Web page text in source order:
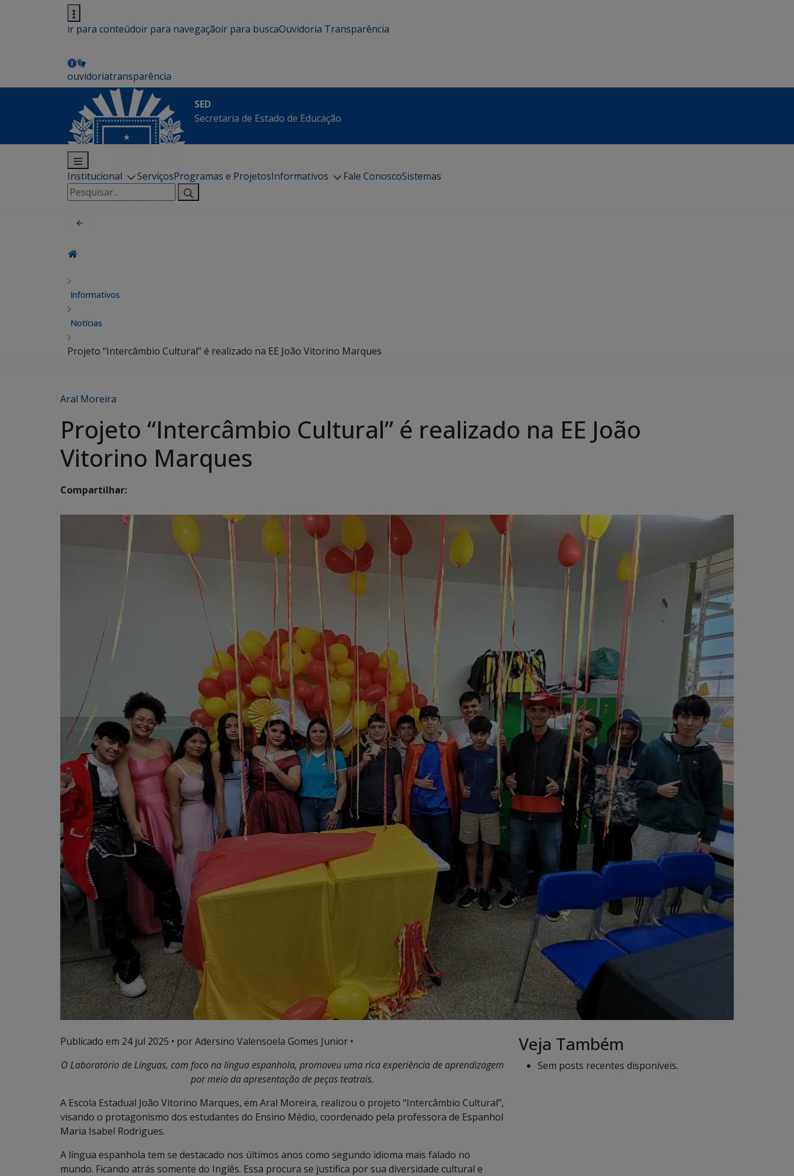
ir para conteúdoir para navegaçãoir para buscaOuvidoria Transparência
ouvidoriatransparência
SED
Secretaria de Estado de Educação
Institucional ServiçosProgramas e ProjetosInformativos Fale ConoscoSistemas
Pesquisar
por:
Informativos
Notícias
Projeto “Intercâmbio Cultural” é realizado na EE João Vitorino Marques
Aral Moreira
Projeto “Intercâmbio Cultural” é realizado na EE João
Vitorino Marques
Compartilhar:
Publicado em 24 jul 2025 • por Adersino Valensoela Gomes Junior •
O Laboratório de Línguas, com foco na língua espanhola, promoveu uma rica experiência de aprendizagem
por meio da apresentação de peças teatrais.
A Escola Estadual João Vitorino Marques, em Aral Moreira, realizou o projeto “Intercâmbio Cultural”,
visando o protagonismo dos estudantes do Ensino Médio, coordenado pela professora de Espanhol
Maria Isabel Rodrigues.
A língua espanhola tem se destacado nos últimos anos como segundo idioma mais falado no
mundo. Ficando atrás somente do Inglês. Essa procura se justifica por sua diversidade cultural e
Veja Também
Sem posts recentes disponíveis.